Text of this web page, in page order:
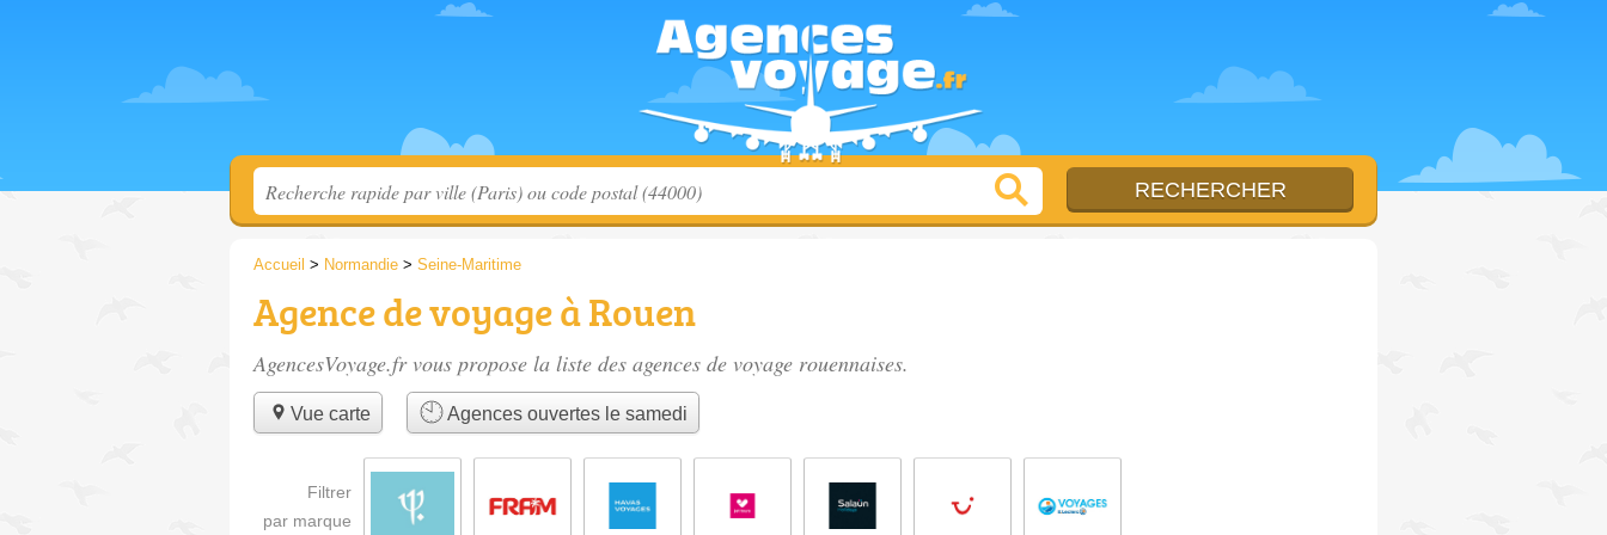
Accueil > Normandie > Seine-Maritime
Agence de voyage à Rouen
AgencesVoyage.fr vous propose la liste des agences de voyage rouennaises.
Vue carte Agences ouvertes le samedi
Filtrer
par marque